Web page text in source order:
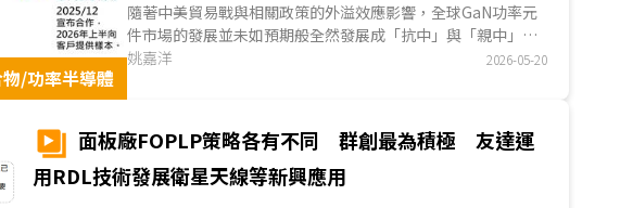
/功率半導體
隨著中美貿易戰與相關政策的外溢效應影響，全球GaN功率元
件市場的發展並未如預期般全然發展成「抗中」與「親中」兩
大陣營。DIGITIMES觀察，究其原因，中國市場仍有一定的重
業者英諾賽科合作，以擴大合作效益，但此一合作模式，對於
歐美業者來說，在中國半導體國有化政策的驅使下，仍是一步
險棋。...
姚嘉洋 2026-05-20
面板廠FOPLP策略各有不同 群創最為積極 友達運
用RDL技術發展衛星天線等新興應用